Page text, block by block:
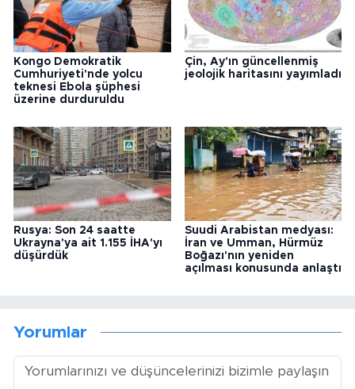
Kongo Demokratik
Cumhuriyeti'nde yolcu
teknesi Ebola şüphesi
üzerine durduruldu
Çin, Ay'ın güncellenmiş
jeolojik haritasını yayımladı
Rusya: Son 24 saatte
Ukrayna'ya ait 1.155 İHA'yı
düşürdük
Suudi Arabistan medyası:
İran ve Umman, Hürmüz
Boğazı'nın yeniden
açılması konusunda anlaştı
Yorumlar